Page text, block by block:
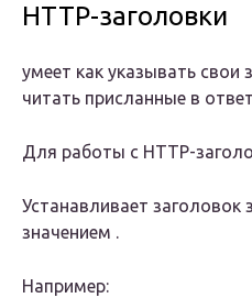
HTTP-заголовки
умеет как указывать свои
читать присланные в
Для работы с HTTP-
Устанавливает заголовок
значением .
Например: